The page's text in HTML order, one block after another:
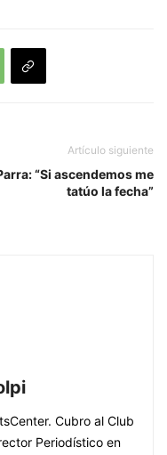
Artículo siguiente
“Si ascendemos me
tatúo la fecha”
Cubro al Club
Periodístico en